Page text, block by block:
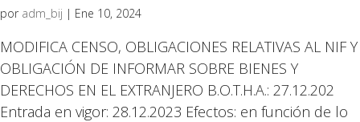
por adm_bij | Ene 10, 2024
MODIFICA CENSO, OBLIGACIONES RELATIVAS AL NIF Y
OBLIGACIÓN DE INFORMAR SOBRE BIENES Y
DERECHOS EN EL EXTRANJERO B.O.T.H.A.: 27.12.202
Entrada en vigor: 28.12.2023 Efectos: en función de lo